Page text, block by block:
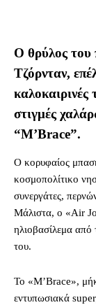
Ο θρύλος
Τζόρνταν,
στιγμές
“M’Brace”.
Ο κορυφαίος
κοσμοπολίτικο
συνεργάτες,
Μάλιστα, ο «Air
ηλιοβασίλεμα
του.
Το «M’Brace»,
εντυπωσιακά